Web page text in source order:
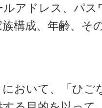
アドレス、パ
構成、年齢、そ
おいて、「ひ